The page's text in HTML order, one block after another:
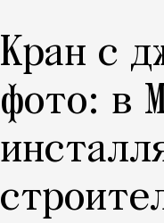
Кран с
фото: в